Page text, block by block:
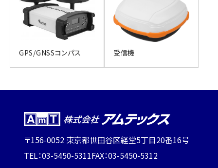
GPS/GNSSコンパス 受信機
〒156-0052 東京都世田谷区経堂5丁目20番16号
TEL：03-5450-5311FAX：03-5450-5312